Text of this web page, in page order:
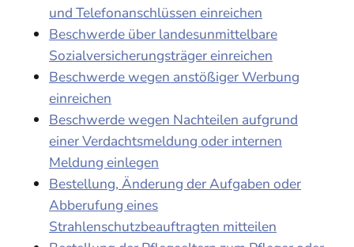
und Telefonanschlüssen einreichen
Beschwerde über landesunmittelbare
Sozialversicherungsträger einreichen
Beschwerde wegen anstößiger Werbung
einreichen
Beschwerde wegen Nachteilen aufgrund
einer Verdachtsmeldung oder internen
Meldung einlegen
Bestellung, Änderung der Aufgaben oder
Abberufung eines
Strahlenschutzbeauftragten mitteilen